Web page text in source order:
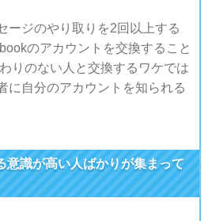
ージのやり取りを2回以上する
のアカウントを交換すること
りのない人と交換するワケでは
に自分のアカウントを知られる
意識が高い人ばかりが集まって